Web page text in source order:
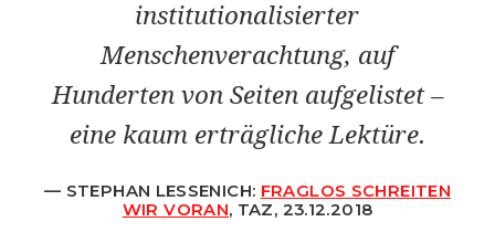
institutionalisierter
Menschenverachtung, auf
Hunderten von Seiten aufgelistet –
eine kaum erträgliche Lektüre.
STEPHAN LESSENICH: FRAGLOS SCHREITEN
WIR VORAN, TAZ, 23.12.2018